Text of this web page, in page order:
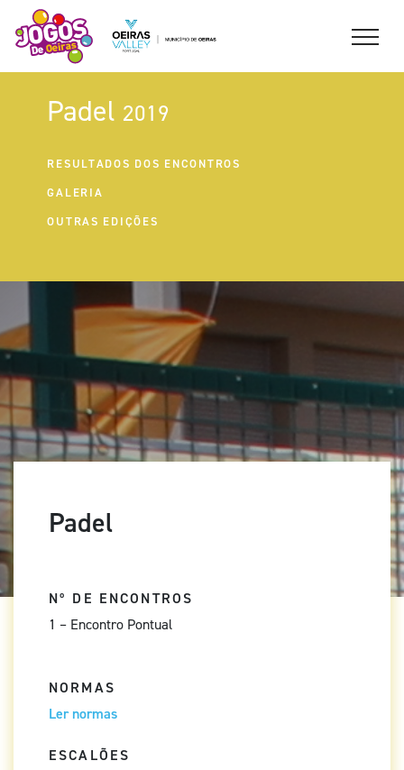
Padel 2019
RESULTADOS DOS ENCONTROS
GALERIA
OUTRAS EDIÇÕES
Padel
Nº DE ENCONTROS
1 – Encontro Pontual
NORMAS
Ler normas
ESCALÕES